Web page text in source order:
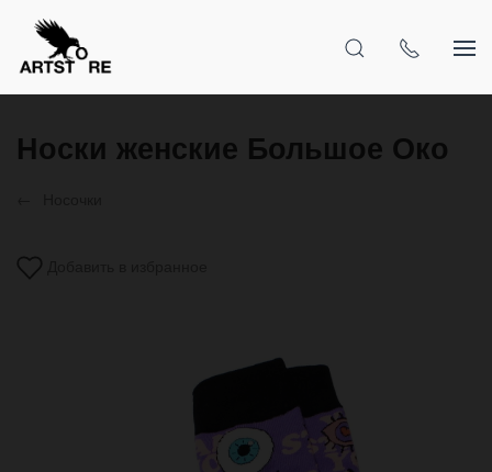
Носки женские Большое Око